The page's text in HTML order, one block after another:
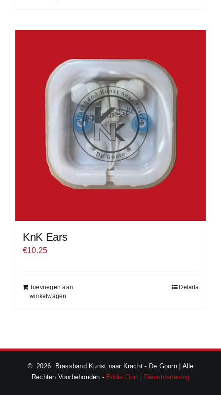
KnK Ears
€10.25
Toevoegen aan
winkelwagen
Details
© 2026 Brassband Kunst naar Kracht - De Goorn | Alle
Rechten Voorbehouden - Eddie Gort | Dienstverlening